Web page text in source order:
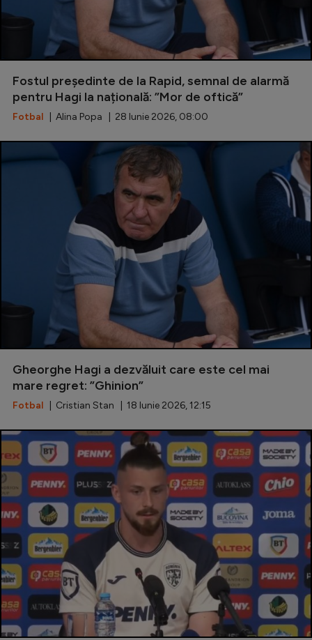
CM 2026
Premier League
Serie A
Bundesliga
Ligue 1
Campionate
Starurile fotbalului
EURO 2024
Stranieri
Clasamente
Tenis
Handbal
Natație
Formula 1
Gimnastică
Auto
Rugby
Ciclism
Alte sporturi
JO 2024
JO 2026
Fostul președinte de la Rapid, semnal de alarmă
pentru Hagi la națională: ”Mor de oftică”
Fotbal | Alina Popa | 28 Iunie 2026, 08:00
Gheorghe Hagi a dezvăluit care este cel mai
mare regret: ”Ghinion”
Fotbal | Cristian Stan | 18 Iunie 2026, 12:15